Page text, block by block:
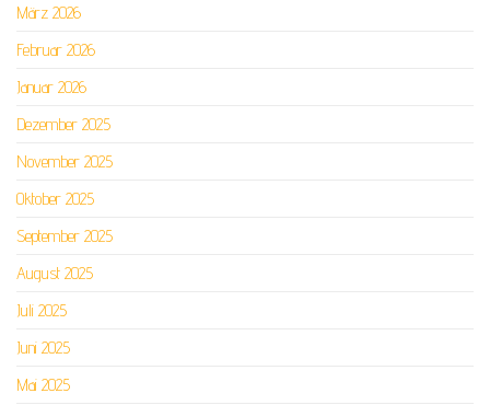
März 2026
Februar 2026
Januar 2026
Dezember 2025
November 2025
Oktober 2025
September 2025
August 2025
Juli 2025
Juni 2025
Mai 2025